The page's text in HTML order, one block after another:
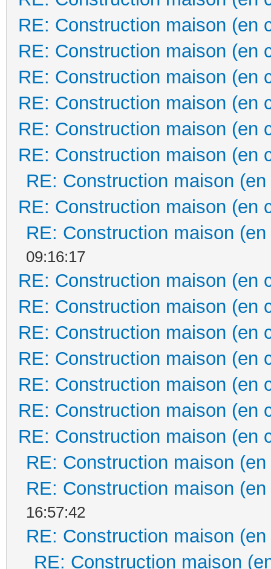
RE: Construction maison (en
RE: Construction maison (en
RE: Construction maison (en
RE: Construction maison (en
RE: Construction maison (en
RE: Construction maison (en
RE: Construction maison
RE: Construction maison (en
RE: Construction maison
09:16:17
RE: Construction maison (en
RE: Construction maison (en
RE: Construction maison (en
RE: Construction maison (en
RE: Construction maison (en
RE: Construction maison (en
RE: Construction maison (en
RE: Construction maison
RE: Construction maison
16:57:42
RE: Construction maison
RE: Construction maison